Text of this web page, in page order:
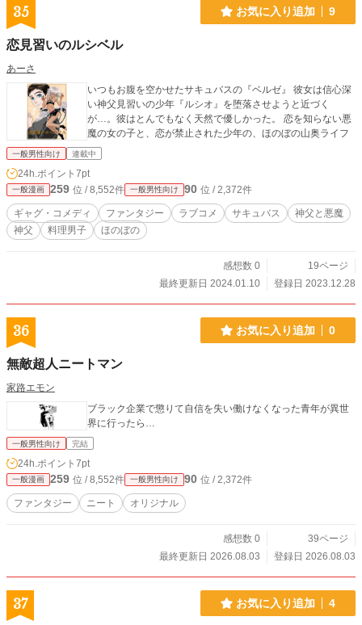
35 お気に入り追加 9
恋見習いのルシベル
あーさ
いつもお腹を空かせたサキュバスの『ベルゼ』 彼女は信心深
い神父見習いの少年『ルシオ』を堕落させようと近づく
が…。彼はとんでもなく天然で優しかった。 恋を知らない悪
魔の女の子と、恋が禁止された少年の、ほのぼの山奥ライフ
一般男性向け 連載中
24h.ポイント 7pt
一般漫画 259 位 / 8,552件 一般男性向け 90 位 / 2,372件
ギャグ・コメディ ファンタジー ラブコメ サキュバス
神父と悪魔
神父
料理男子 ほのぼの
感想数 0
19ページ
最終更新日 2024.01.10
登録日 2023.12.28
36 お気に入り追加 0
無敵超人ニートマン
家路エモン
ブラック企業で懲りて自信を失い働けなくなった青年が異世
界に行ったら…
一般男性向け 完結
24h.ポイント 7pt
一般漫画 259 位 / 8,552件 一般男性向け 90 位 / 2,372件
ファンタジー ニート オリジナル
感想数 0
39ページ
最終更新日 2026.08.03
登録日 2026.08.03
37 お気に入り追加 4